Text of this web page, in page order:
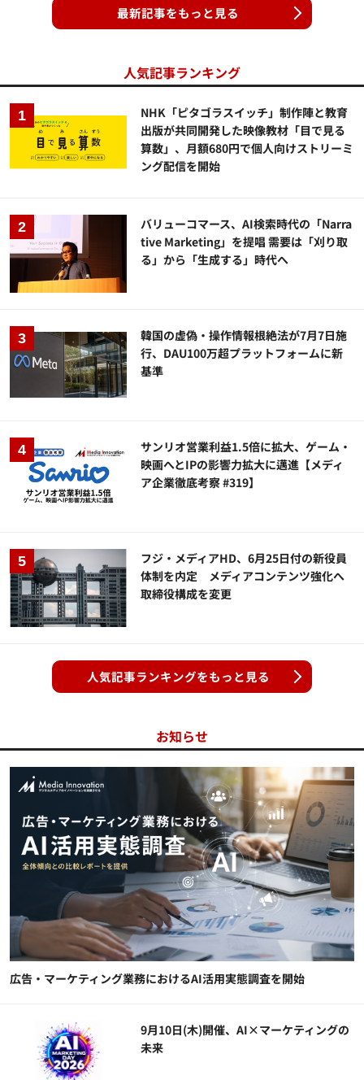
最新記事をもっと見る
人気記事ランキング
NHK「ピタゴラスイッチ」制作陣と教育
出版が共同開発した映像教材「目で見る
算数」、月額680円で個人向けストリーミ
ング配信を開始
バリューコマース、AI検索時代の「Narra
tive Marketing」を提唱 需要は「刈り取
る」から「生成する」時代へ
韓国の虚偽・操作情報根絶法が7月7日施
行、DAU100万超プラットフォームに新
基準
サンリオ営業利益1.5倍に拡大、ゲーム・
映画へとIPの影響力拡大に邁進【メディ
ア企業徹底考察 #319】
フジ・メディアHD、6月25日付の新役員
体制を内定 メディアコンテンツ強化へ
取締役構成を変更
人気記事ランキングをもっと見る
お知らせ
広告・マーケティング業務におけるAI活用実態調査を開始
9月10日(木)開催、AI×マーケティングの
未来